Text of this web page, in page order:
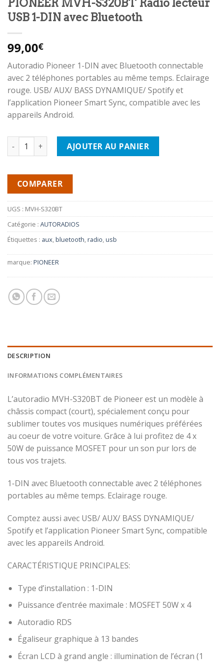
PIONEER MVH-S320BT Radio lecteur
USB 1-DIN avec Bluetooth
99,00€
Autoradio Pioneer 1-DIN avec Bluetooth connectable
avec 2 téléphones portables au même temps. Eclairage
rouge. USB/ AUX/ BASS DYNAMIQUE/ Spotify et
l’application Pioneer Smart Sync, compatible avec les
appareils Android.
quantité de PIONEER MVH-S320BT Radio lecteur USB 1-DIN
AJOUTER AU PANIER
COMPARER
UGS : MVH-S320BT
Catégorie : AUTORADIOS
Étiquettes : aux,bluetooth,radio,usb
marque: PIONEER
DESCRIPTION
INFORMATIONS COMPLÉMENTAIRES
L’autoradio MVH-S320BT de Pioneer est un modèle à
châssis compact (court), spécialement conçu pour
sublimer toutes vos musiques numériques préférées
au coeur de votre voiture. Grâce à lui profitez de 4 x
50W de puissance MOSFET pour un son pur lors de
tous vos trajets.
1-DIN avec Bluetooth connectable avec 2 téléphones
portables au même temps. Eclairage rouge.
Comptez aussi avec USB/ AUX/ BASS DYNAMIQUE/
Spotify et l’application Pioneer Smart Sync, compatible
avec les appareils Android.
CARACTÉRISTIQUE PRINCIPALES:
Type d’installation : 1-DIN
Puissance d’entrée maximale : MOSFET 50W x 4
Autoradio RDS
Égaliseur graphique à 13 bandes
Écran LCD à grand angle : illumination de l’écran (1